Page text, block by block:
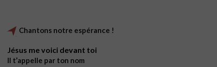
Chantons notre espérance !
Jésus me voici devant toi
Il t’appelle par ton nom